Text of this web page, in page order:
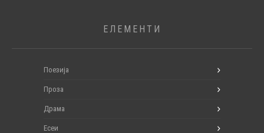
ЕЛЕМЕНТИ
Поезија
Проза
Драма
Есеи